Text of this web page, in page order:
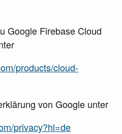
Google Firebase Cloud
products/cloud-
von Google unter
privacy?hl=de